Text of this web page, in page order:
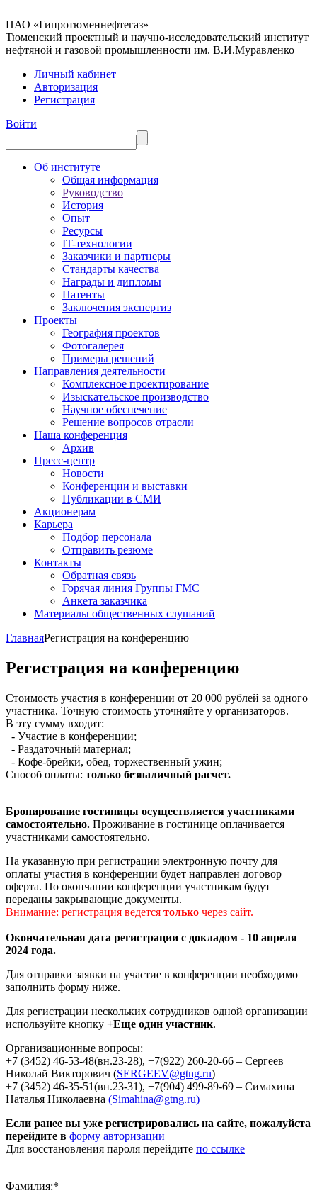
ПАО «Гипротюменнефтегаз» —
Тюменский проектный и научно-исследовательский институт
нефтяной и газовой промышленности им. В.И.Муравленко
Личный кабинет
Авторизация
Регистрация
Войти
Об институте
Общая информация
Руководство
История
Опыт
Ресурсы
IT-технологии
Заказчики и партнеры
Стандарты качества
Награды и дипломы
Патенты
Заключения экспертиз
Проекты
География проектов
Фотогалерея
Примеры решений
Направления деятельности
Комплексное проектирование
Изыскательское производство
Научное обеспечение
Решение вопросов отрасли
Наша конференция
Архив
Пресс-центр
Новости
Конференции и выставки
Публикации в СМИ
Акционерам
Карьера
Подбор персонала
Отправить резюме
Контакты
Обратная связь
Горячая линия Группы ГМС
Анкета заказчика
Материалы общественных слушаний
ГлавнаяРегистрация на конференцию
Регистрация на конференцию
Стоимость участия в конференции от 20 000 рублей за одного
участника. Точную стоимость уточняйте у организаторов.
В эту сумму входит:
- Участие в конференции;
- Раздаточный материал;
- Кофе-брейки, обед, торжественный ужин;
Способ оплаты: только безналичный расчет.
Бронирование гостиницы осуществляется участниками
самостоятельно. Проживание в гостинице оплачивается
участниками самостоятельно.
На указанную при регистрации электронную почту для
оплаты участия в конференции будет направлен договор
оферта. По окончании конференции участникам будут
переданы закрывающие документы.
Внимание: регистрация ведется только через сайт.
Окончательная дата регистрации с докладом - 10 апреля
2024 года.
Для отправки заявки на участие в конференции необходимо
заполнить форму ниже.
Для регистрации нескольких сотрудников одной организации
используйте кнопку +Еще один участник.
Организационные вопросы:
+7 (3452) 46-53-48(вн.23-28), +7(922) 260-20-66 – Сергеев
Николай Викторович (SERGEEV@gtng.ru)
+7 (3452) 46-35-51(вн.23-31), +7(904) 499-89-69 – Симахина
Наталья Николаевна (Simahina@gtng.ru)
Если ранее вы уже регистрировались на сайте, пожалуйста
перейдите в форму авторизации
Для восстановления пароля перейдите по ссылке
Фамилия:*